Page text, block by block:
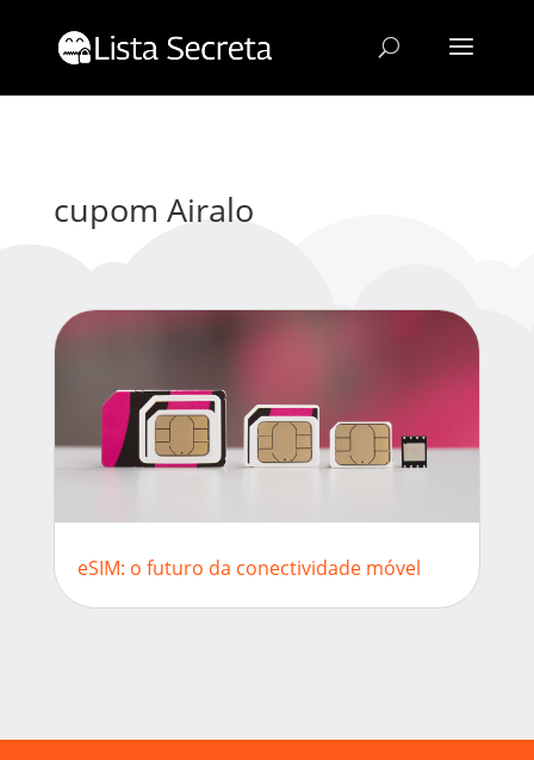
cupom Airalo
eSIM: o futuro da conectividade móvel